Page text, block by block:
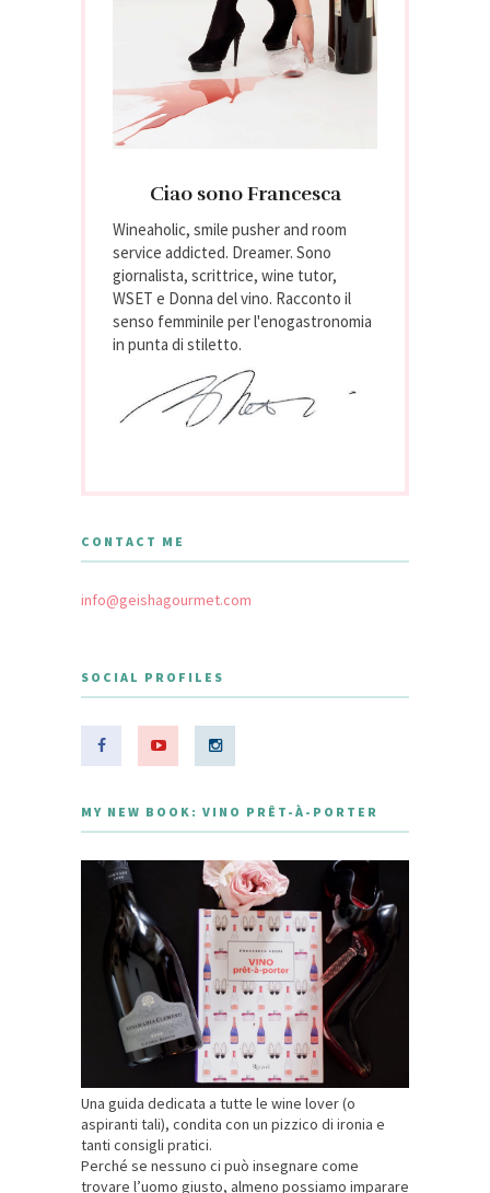
Ciao sono Francesca
Wineaholic, smile pusher and room
service addicted. Dreamer. Sono
giornalista, scrittrice, wine tutor,
WSET e Donna del vino. Racconto il
senso femminile per l'enogastronomia
in punta di stiletto.
CONTACT ME
info@geishagourmet.com
SOCIAL PROFILES
MY NEW BOOK: VINO PRÊT-À-PORTER
Una guida dedicata a tutte le wine lover (o
aspiranti tali), condita con un pizzico di ironia e
tanti consigli pratici.
Perché se nessuno ci può insegnare come
trovare l’uomo giusto, almeno possiamo imparare